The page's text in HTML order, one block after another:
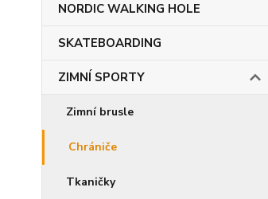
NORDIC WALKING HOLE
SKATEBOARDING
ZIMNÍ SPORTY
Zimní brusle
Chrániče
Tkaničky